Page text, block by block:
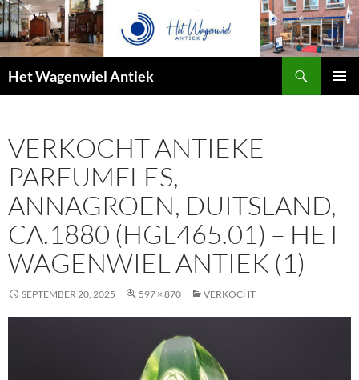
Het Wagenwiel Antiek
VERKOCHT ANTIEKE
PARFUMFLES,
ANNAGROEN, DUITSLAND,
CA.1880 (HGL465.01) – HET
WAGENWIEL ANTIEK (1)
SEPTEMBER 20, 2025 597 × 870 VERKOCHT